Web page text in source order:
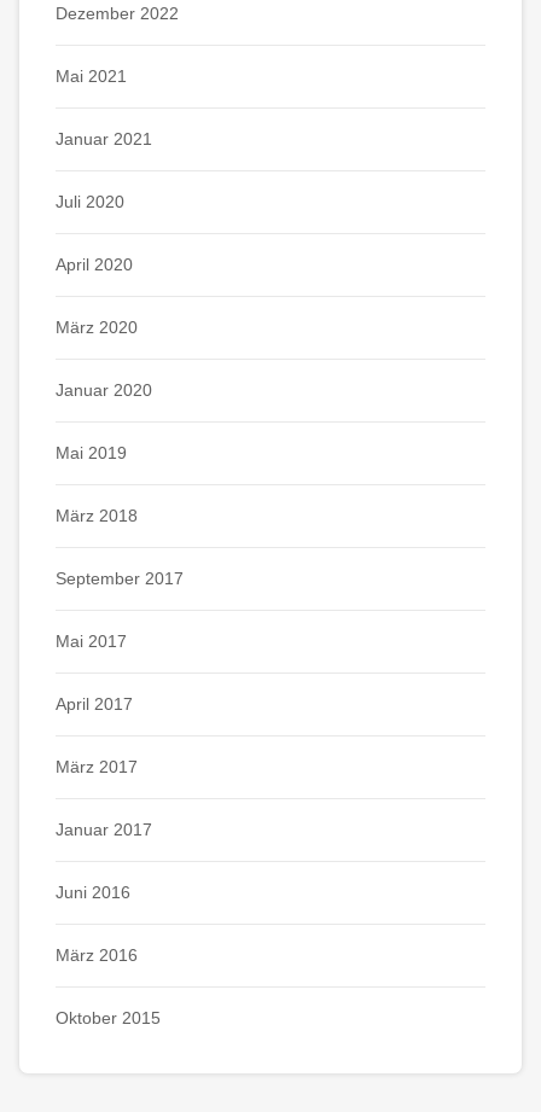
Dezember 2022
Mai 2021
Januar 2021
Juli 2020
April 2020
März 2020
Januar 2020
Mai 2019
März 2018
September 2017
Mai 2017
April 2017
März 2017
Januar 2017
Juni 2016
März 2016
Oktober 2015